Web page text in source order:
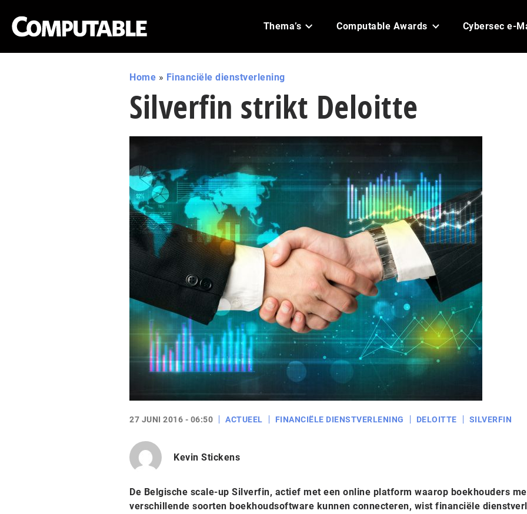
Thema’s Computable Awards Cybersec e-
Home » Financiële dienstverlening
Silverfin strikt Deloitte
27 JUNI 2016 - 06:50 ACTUEEL FINANCIËLE DIENSTVERLENING DELOITTE SILVERFIN
Kevin Stickens
De Belgische scale-up Silverfin, actief met een online platform waarop boekhouders
verschillende soorten boekhoudsoftware kunnen connecteren, wist financiële